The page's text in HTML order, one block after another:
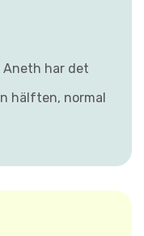
Aneth har det
hälften, normal